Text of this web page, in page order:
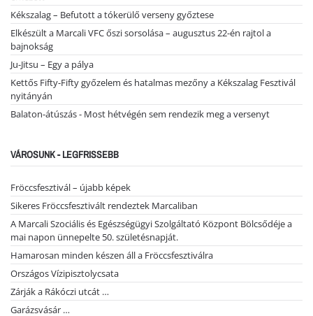
Kékszalag – Befutott a tókerülő verseny győztese
Elkészült a Marcali VFC őszi sorsolása – augusztus 22-én rajtol a
bajnokság
Ju-Jitsu – Egy a pálya
Kettős Fifty-Fifty győzelem és hatalmas mezőny a Kékszalag Fesztivál
nyitányán
Balaton-átúszás - Most hétvégén sem rendezik meg a versenyt
VÁROSUNK - LEGFRISSEBB
Fröccsfesztivál – újabb képek
Sikeres Fröccsfesztivált rendeztek Marcaliban
A Marcali Szociális és Egészségügyi Szolgáltató Központ Bölcsődéje a
mai napon ünnepelte 50. születésnapját.
Hamarosan minden készen áll a Fröccsfesztiválra
Országos Vízipisztolycsata
Zárják a Rákóczi utcát …
Garázsvásár …